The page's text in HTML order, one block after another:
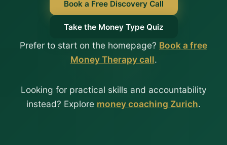
Book a Free Discovery Call
Take the Money Type Quiz
Prefer to start on the homepage? Book a free
Money Therapy call.
Looking for practical skills and accountability
instead? Explore money coaching Zurich.